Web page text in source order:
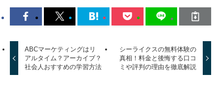
ABCマーケティングはリ
アルタイム？アーカイブ？
社会人おすすめの学習方法
シーライクスの無料体験の
真相！料金と後悔する口コ
ミや評判の理由を徹底解説